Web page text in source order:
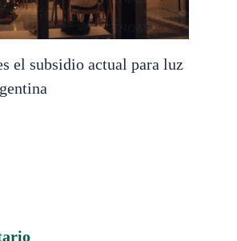
el subsidio actual para luz